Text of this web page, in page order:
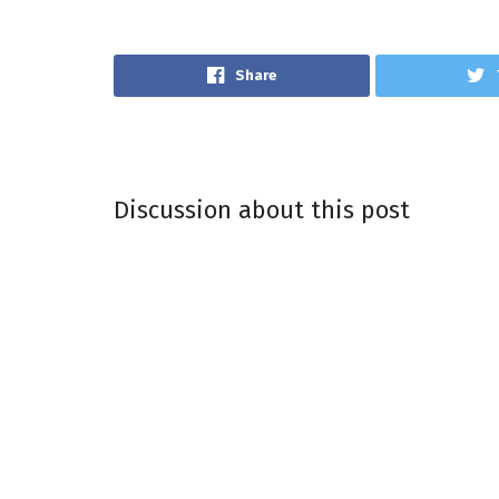
Share
Discussion about this post